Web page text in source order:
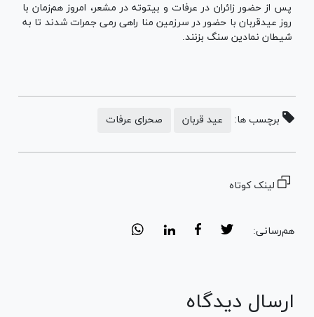
پس از حضور زائران در عرفات و بیتوته در مشعر، امروز هم‌زمان با
روز عیدقربان با حضور در سرزمین منا راهی رمی جمرات شدند تا به
شیطان نمادین سنگ بزنند.
برچسب ها: عید قربان صحرای عرفات
لینک کوتاه
هم‌رسانی:
ارسال دیدگاه